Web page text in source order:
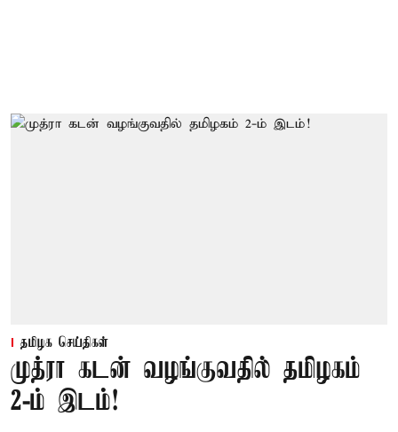
தமிழக செய்திகள்
முத்ரா கடன் வழங்குவதில் தமிழகம்
2-ம் இடம்!